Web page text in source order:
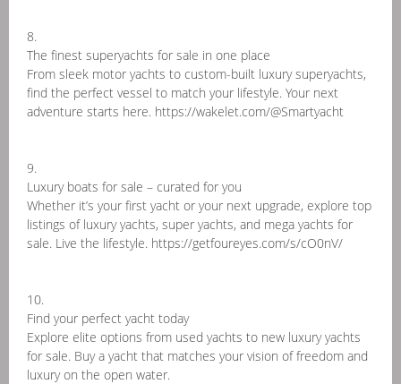
8.
The finest superyachts for sale in one place
From sleek motor yachts to custom-built luxury superyachts,
find the perfect vessel to match your lifestyle. Your next
adventure starts here. https://wakelet.com/@Smartyacht
9.
Luxury boats for sale – curated for you
Whether it’s your first yacht or your next upgrade, explore top
listings of luxury yachts, super yachts, and mega yachts for
sale. Live the lifestyle. https://getfoureyes.com/s/cO0nV/
10.
Find your perfect yacht today
Explore elite options from used yachts to new luxury yachts
for sale. Buy a yacht that matches your vision of freedom and
luxury on the open water.